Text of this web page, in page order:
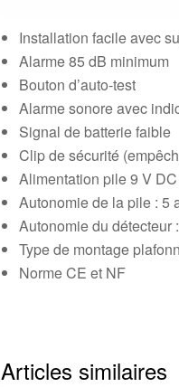
Installation facile avec
Alarme 85 dB minimum
Bouton d’auto-test
Alarme sonore avec
Signal de batterie faible
Clip de sécurité
Alimentation pile 9 V
Autonomie de la pile : 5
Autonomie du détecteur
Type de montage
Norme CE et NF
Articles similaires